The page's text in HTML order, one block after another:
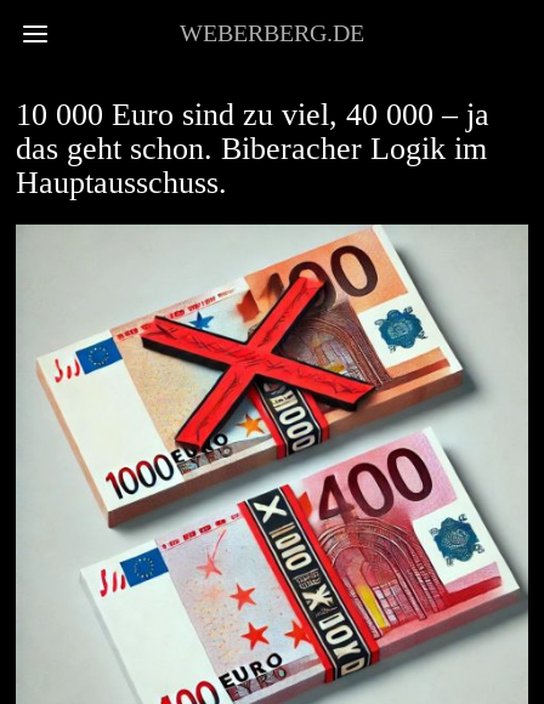
WEBERBERG.DE
10 000 Euro sind zu viel, 40 000 – ja
das geht schon. Biberacher Logik im
Hauptausschuss.